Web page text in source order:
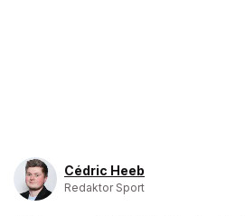
Cédric Heeb
Redaktor Sport